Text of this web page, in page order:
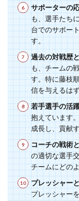
サポーターの
も、選手たち
台でのサポー
す。
過去の対戦歴
も、チームの
す。特に藤枝
信を与えるは
若手選手の活
抱えています
成長し、貢献
コーチの戦術
の適切な選手
チームにどの
プレッシャー
プレッシャー